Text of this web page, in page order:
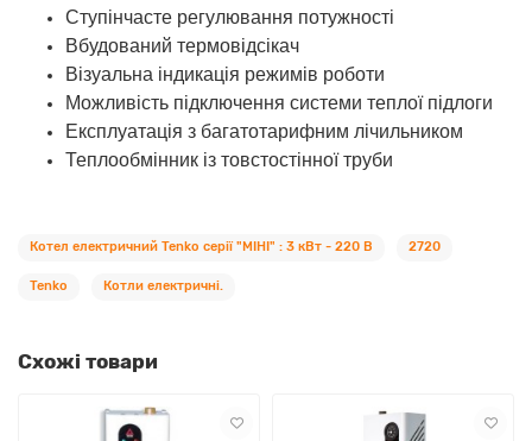
Ступінчасте регулювання потужності
Вбудований термовідсікач
Візуальна індикація режимів роботи
Можливість підключення системи теплої підлоги
Експлуатація з багатотарифним лічильником
Теплообмінник із товстостінної труби
Котел електричний Tenko серії "МІНІ" : 3 кВт - 220 В 2720
Tenko Котли електричні.
Схожі товари